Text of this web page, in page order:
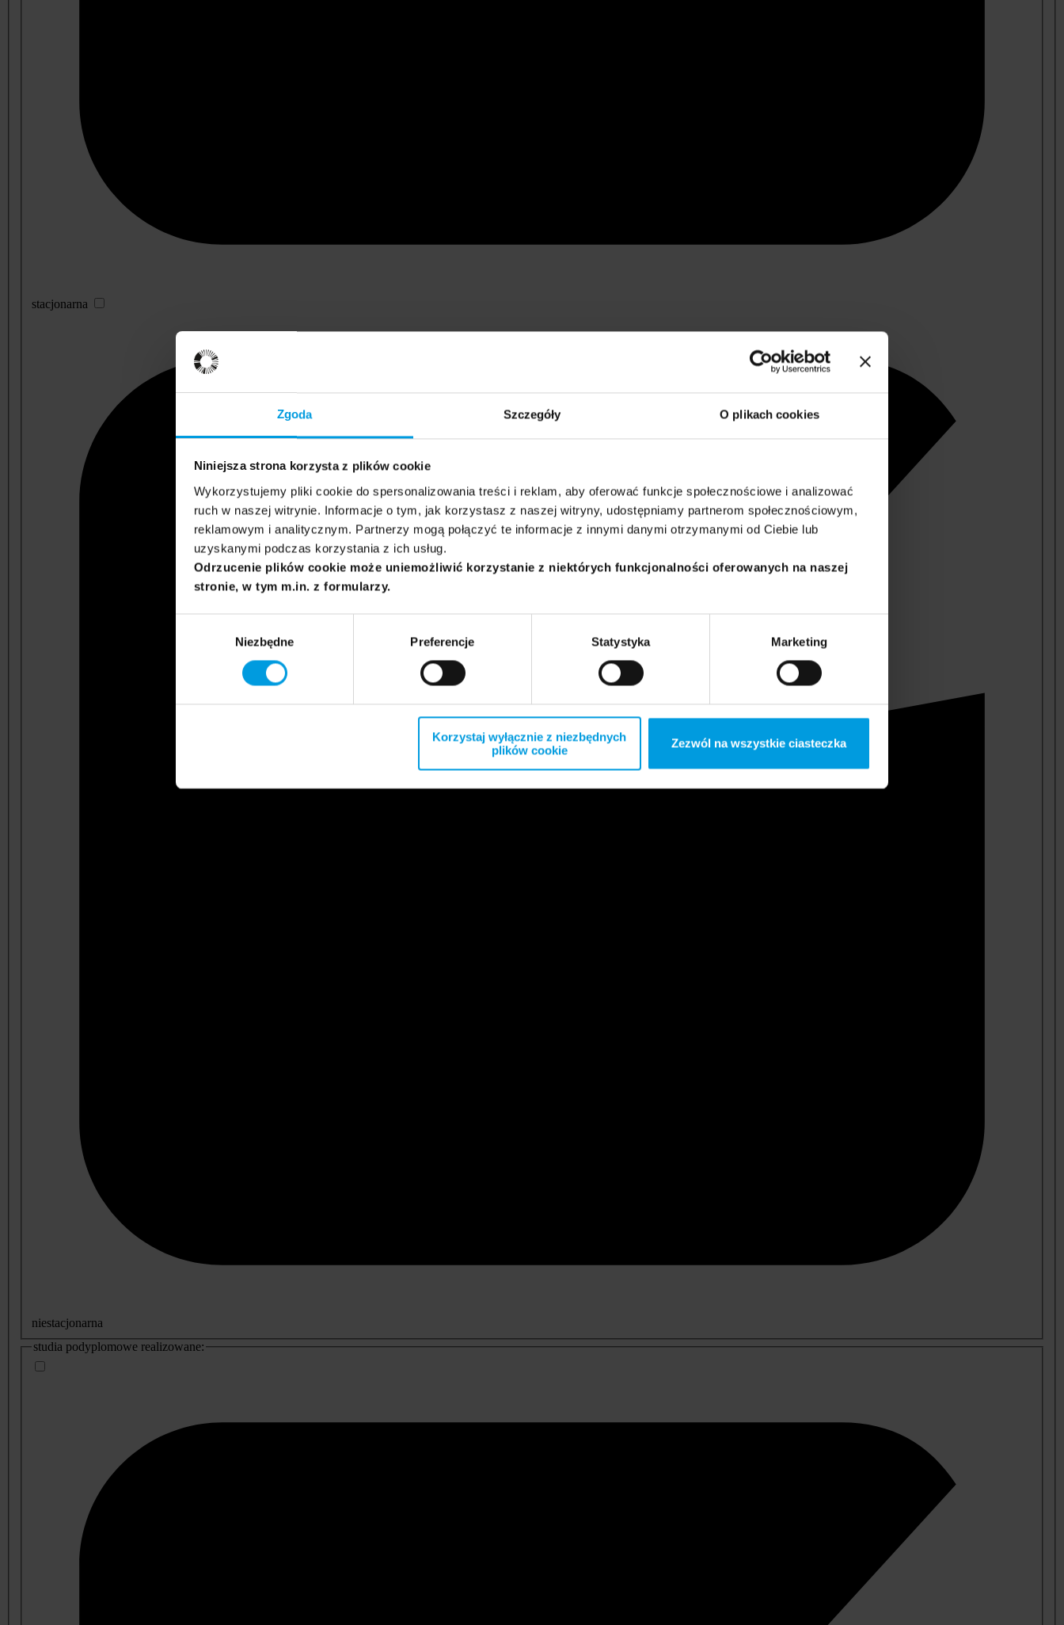
Zgoda Szczegóły O plikach cookies
Niniejsza strona korzysta z plików cookie
Wykorzystujemy pliki cookie do spersonalizowania treści i reklam, aby oferować funkcje społecznościowe i analizować
ruch w naszej witrynie. Informacje o tym, jak korzystasz z naszej witryny, udostępniamy partnerom społecznościowym,
reklamowym i analitycznym. Partnerzy mogą połączyć te informacje z innymi danymi otrzymanymi od Ciebie lub
uzyskanymi podczas korzystania z ich usług.
Odrzucenie plików cookie może uniemożliwić korzystanie z niektórych funkcjonalności oferowanych na naszej
stronie, w tym m.in. z formularzy.
Niezbędne Preferencje Statystyka Marketing
Korzystaj wyłącznie z niezbędnych
plików cookie
Zezwól na wszystkie ciasteczka
stacjonarna
niestacjonarna
studia podyplomowe realizowane: